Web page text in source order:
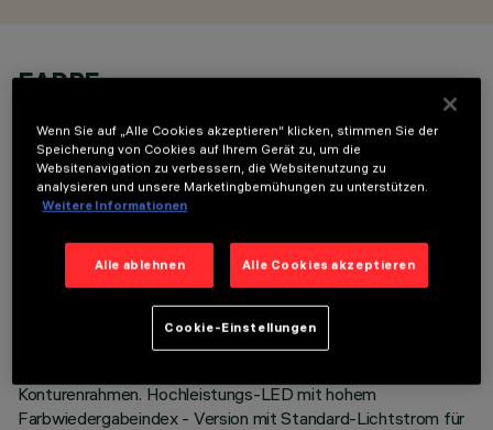
FARBE
TECHNISCHE DATEN
LETZTES UPDATE: 06.08.2026
Konturenrahmen. Hochleistungs-LED mit hohem
Farbwiedergabeindex - Version mit Standard-Lichtstrom für
Wenn Sie auf „Alle Cookies akzeptieren“ klicken, stimmen Sie der
Speicherung von Cookies auf Ihrem Gerät zu, um die
Websitenavigation zu verbessern, die Websitenutzung zu
analysieren und unsere Marketingbemühungen zu unterstützen.
Weitere Informationen
Alle ablehnen Alle Cookies akzeptieren
Cookie-Einstellungen